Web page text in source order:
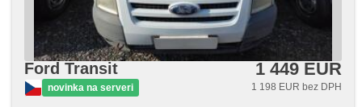
Ford Transit
novinka na serveri
1 449 EUR
1 198 EUR bez DPH